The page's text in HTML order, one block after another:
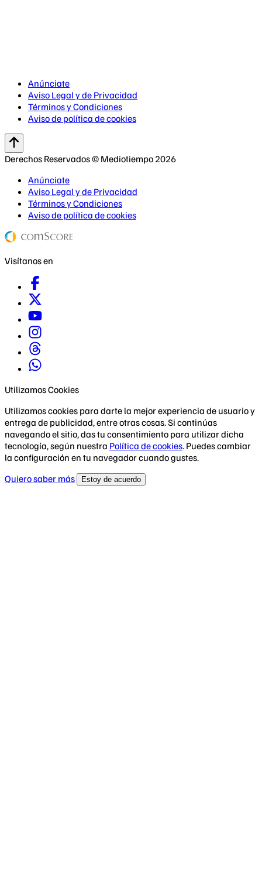
Anúnciate
Aviso Legal y de Privacidad
Términos y Condiciones
Aviso de política de cookies
Derechos Reservados © Mediotiempo 2026
Anúnciate
Aviso Legal y de Privacidad
Términos y Condiciones
Aviso de política de cookies
Visítanos en
Utilizamos Cookies
Utilizamos cookies para darte la mejor experiencia de usuario y
entrega de publicidad, entre otras cosas. Si continúas
navegando el sitio, das tu consentimiento para utilizar dicha
tecnología, según nuestra Política de cookies. Puedes cambiar
la configuración en tu navegador cuando gustes.
Quiero saber más
Estoy de acuerdo